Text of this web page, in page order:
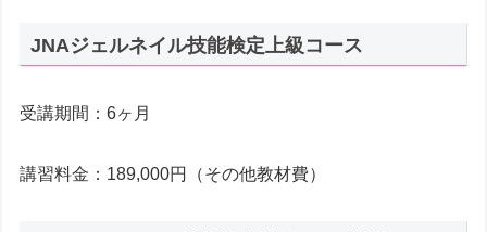
JNAジェルネイル技能検定上級コース
受講期間：6ヶ月
講習料金：189,000円（その他教材費）